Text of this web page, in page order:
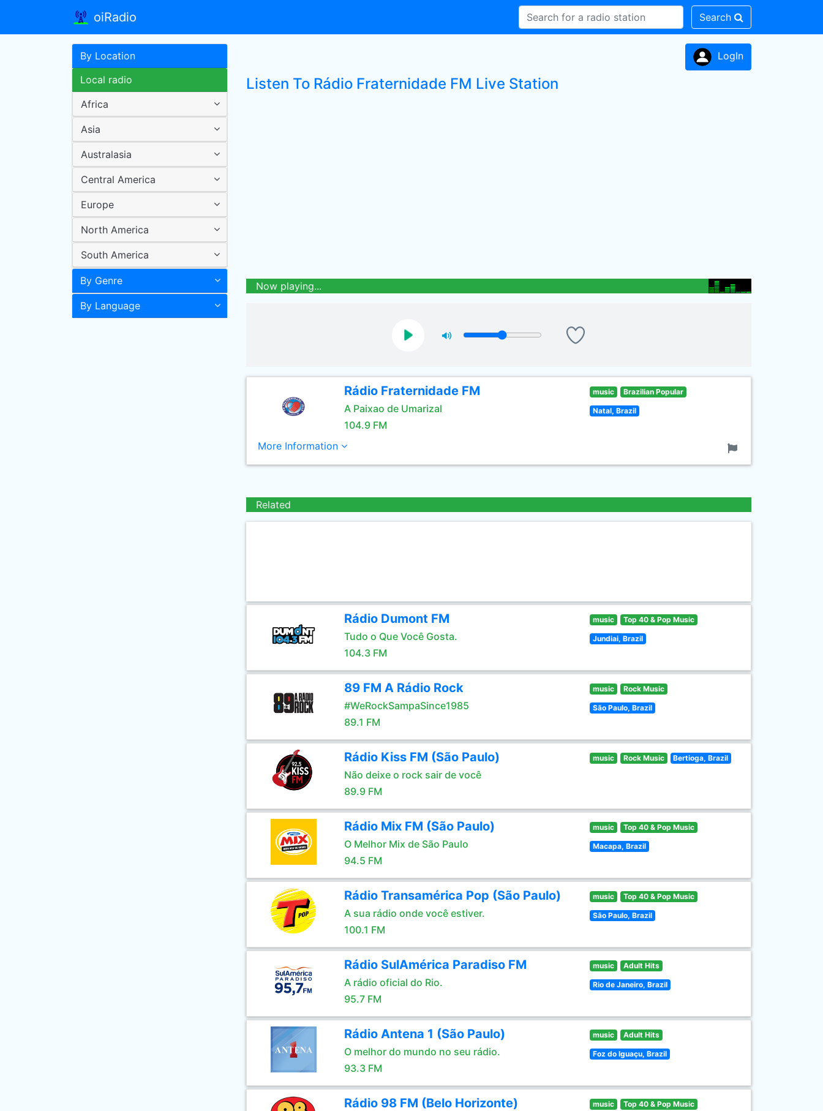
oiRadio Search
By Location
Local radio
Africa
Asia
Australasia
Central America
Europe
North America
South America
By Genre
By Language
LogIn
Listen To Rádio Fraternidade FM Live Station
Now playing...
Rádio Fraternidade FM
A Paixao de Umarizal
104.9 FM
music Brazilian Popular
Natal, Brazil
More Information
Related
Rádio Dumont FM
Tudo o Que Você Gosta.
104.3 FM
music Top 40 & Pop Music
Jundiai, Brazil
89 FM A Rádio Rock
#WeRockSampaSince1985
89.1 FM
music Rock Music
São Paulo, Brazil
Rádio Kiss FM (São Paulo)
Não deixe o rock sair de você
89.9 FM
music Rock Music Bertioga, Brazil
Rádio Mix FM (São Paulo)
O Melhor Mix de São Paulo
94.5 FM
music Top 40 & Pop Music
Macapa, Brazil
Rádio Transamérica Pop (São Paulo)
A sua rádio onde você estiver.
100.1 FM
music Top 40 & Pop Music
São Paulo, Brazil
Rádio SulAmérica Paradiso FM
A rádio oficial do Rio.
95.7 FM
music Adult Hits
Rio de Janeiro, Brazil
Rádio Antena 1 (São Paulo)
O melhor do mundo no seu rádio.
93.3 FM
music Adult Hits
Foz do Iguaçu, Brazil
Rádio 98 FM (Belo Horizonte) music Top 40 & Pop Music